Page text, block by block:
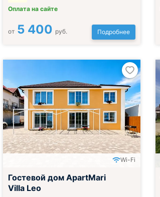
Оплата на сайте
от 5 400 руб. Подробнее
Wi-Fi
Гостевой дом ApartMari
Villa Leo